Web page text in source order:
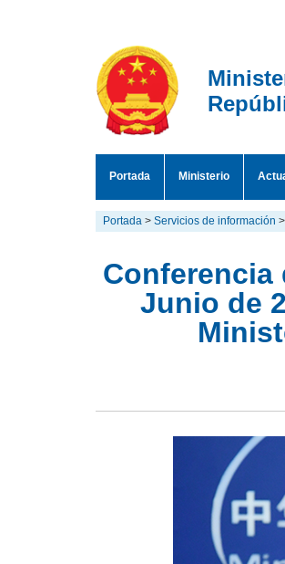
Portada Ministerio
Portada > Servicios de información >
Conferencia
Junio de